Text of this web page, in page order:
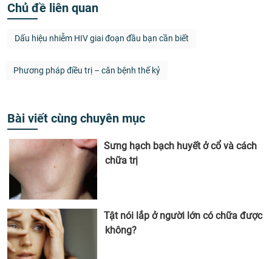
Chủ đề liên quan
Dấu hiệu nhiễm HIV giai đoạn đầu bạn cần biết
Phương pháp điều trị – căn bệnh thế kỷ
Bài viết cùng chuyên mục
Sưng hạch bạch huyết ở cổ và cách
chữa trị
Tật nói lắp ở người lớn có chữa được
không?